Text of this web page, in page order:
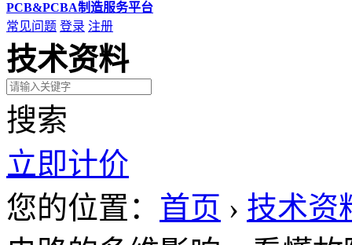
PCB&PCBA制造服务平台
常见问题 登录 注册
技术资料
搜索
立即计价
您的位置： 首页 › 技术资